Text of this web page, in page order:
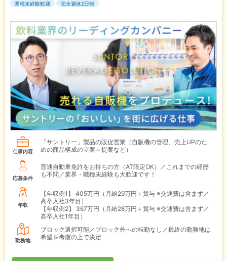
業種未経験歓迎
完全週休2日制
仕事内容
「サントリー」製品の販促営業（自販機の管理、売上UPのた
めの商品構成の立案～提案など）
応募条件
普通自動車免許をお持ちの方（AT限定OK）／これまでの経歴
も不問／業界・職種未経験も大歓迎です！
年収
【年収例1】
405万円（月給29万円＋賞与 ※交通費は含まず／
高卒入社3年目）
【年収例2】
367万円（月給28万円＋賞与 ※交通費は含まず／
高卒入社1年目）
勤務地
ブロック選択可能／ブロック外への転勤なし／最終の勤務地は
希望を考慮の上で決定